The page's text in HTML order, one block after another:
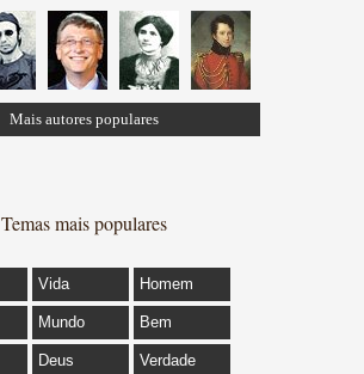
Mais autores populares
Temas mais populares
Vida Homem
Mundo Bem
Deus Verdade